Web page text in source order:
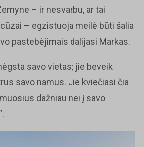
​​– ir nesvarbu, ar tai
– egzistuoja meilė būti šalia
pastebėjimais dalijasi Markas.
savo vietas; jie beveik
savo namus. Jie kviečiasi čia
dažniau nei į savo